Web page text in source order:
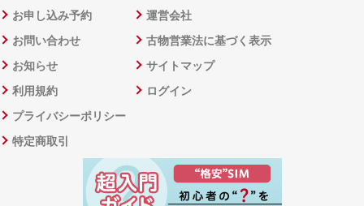
お申し込み予約
お問い合わせ
お知らせ
利用規約
プライバシーポリシー
特定商取引
運営会社
古物営業法に基づく表示
サイトマップ
ログイン